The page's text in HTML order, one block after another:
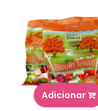
Adicionar